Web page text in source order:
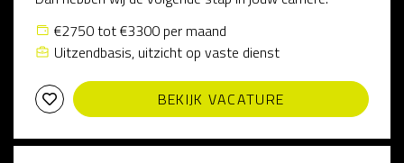
€2750 tot €3300 per maand
Uitzendbasis, uitzicht op vaste dienst
BEKIJK VACATURE